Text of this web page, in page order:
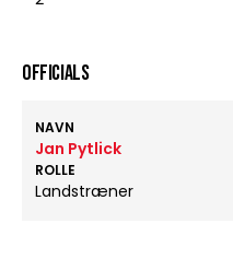
OFFICIALS
NAVN
Jan Pytlick
ROLLE
Landstræner